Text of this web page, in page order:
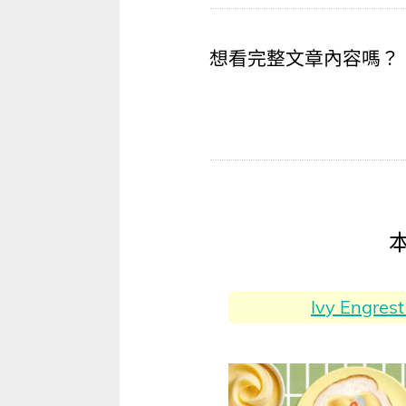
想看完整文章內容嗎？
Ivy